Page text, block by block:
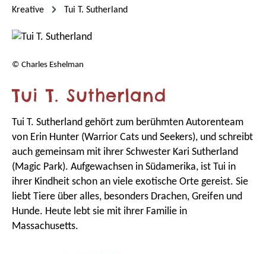
Kreative Tui T. Sutherland
© Charles Eshelman
Tui T. Sutherland
Tui T. Sutherland gehört zum berühmten Autorenteam
von Erin Hunter (Warrior Cats und Seekers), und schreibt
auch gemeinsam mit ihrer Schwester Kari Sutherland
(Magic Park). Aufgewachsen in Südamerika, ist Tui in
ihrer Kindheit schon an viele exotische Orte gereist. Sie
liebt Tiere über alles, besonders Drachen, Greifen und
Hunde. Heute lebt sie mit ihrer Familie in
Massachusetts.